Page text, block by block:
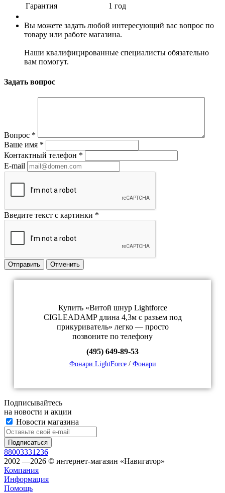
Гарантия
1 год
Вы можете задать любой интересующий вас вопрос по
товару или работе магазина.
Наши квалифицированные специалисты обязательно
вам помогут.
Задать вопрос
Вопрос *
Ваше имя *
Контактный телефон *
E-mail
Введите текст с картинки *
Отправить Отменить
Купить «Витой шнур Lightforce
CIGLEADAMP длина 4,3м с разъем под
прикуриватель» легко — просто
позвоните по телефону
(495) 649-89-53
Фонари LightForce/ Фонари
Подписывайтесь
на новости и акции
Новости магазина
88003331236
2002 —2026 © интернет-магазин «Навигатор»
Компания
Информация
Помощь